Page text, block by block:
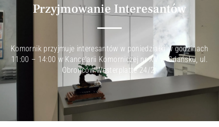
Przyjmowanie Interesantów
Komornik przyjmuje interesantów w poniedziałki w godzinach
11:00 – 14:00 w Kancelarii Komorniczej nr XV w Gdańsku, ul.
Obrońców Westerplatte 24/2.